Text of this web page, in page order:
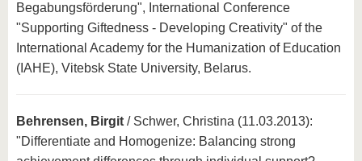
Begabungsförderung", International Conference
"Supporting Giftedness - Developing Creativity" of the
International Academy for the Humanization of Education
(IAHE), Vitebsk State University, Belarus.
Behrensen, Birgit / Schwer, Christina (11.03.2013):
"Differentiate and Homogenize: Balancing strong